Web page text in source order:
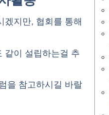
겠지만, 협회를 통해
같이 설립하는걸 추
을 참고하시길 바랄